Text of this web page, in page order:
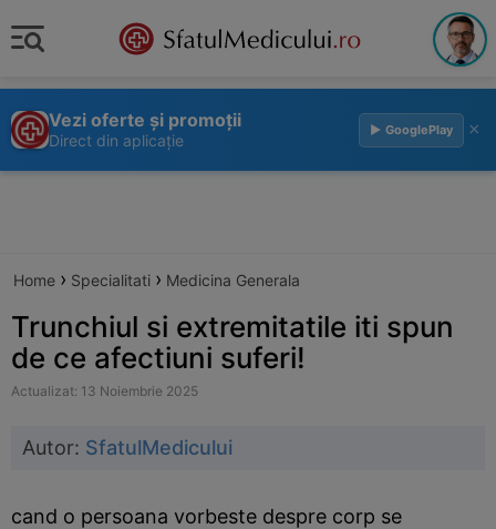
Vezi oferte și promoții
Direct din aplicație
▶ GooglePlay ×
Home › Specialitati › Medicina Generala
Trunchiul si extremitatile iti spun
de ce afectiuni suferi!
Actualizat: 13 Noiembrie 2025
Autor: SfatulMedicului
cand o persoana vorbeste despre corp se